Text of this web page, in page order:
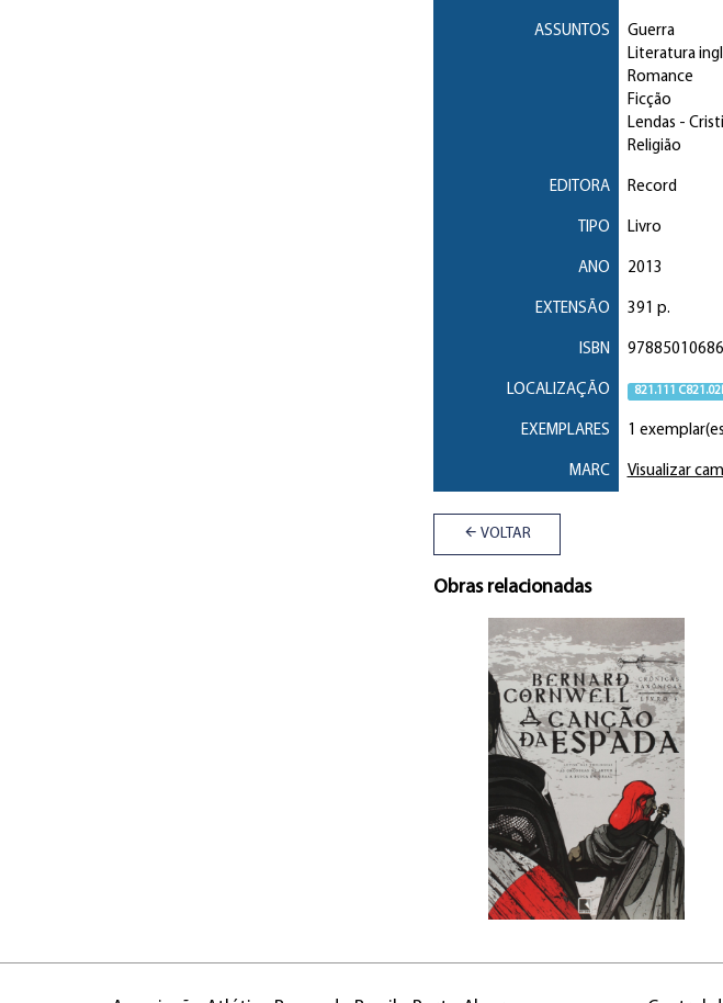
ASSUNTOS
Guerra
Literatura
Romance
Ficção
Lendas -
Religião
EDITORA Record
TIPO Livro
ANO 2013
EXTENSÃO 391 p.
ISBN
LOCALIZAÇÃO 821.111
EXEMPLARES 1
MARC Visualizar
VOLTAR
Obras relacionadas